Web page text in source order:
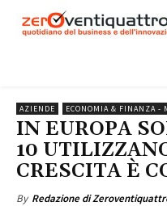
AZIENDE ECONOMIA & FINANZA -
IN EUROPA
10
CRESCITA È
By Redazione di